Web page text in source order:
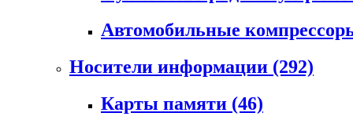
Автомобильные
Носители информации (292)
Карты памяти (46)